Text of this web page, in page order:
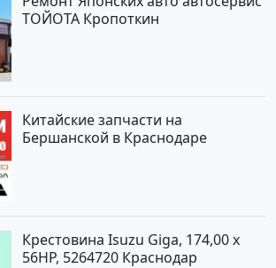
ТОЙОТА Кропоткин
Китайские запчасти на
Бершанской в Краснодаре
Крестовина Isuzu Giga, 174,00 x
56HP, 5264720 Краснодар